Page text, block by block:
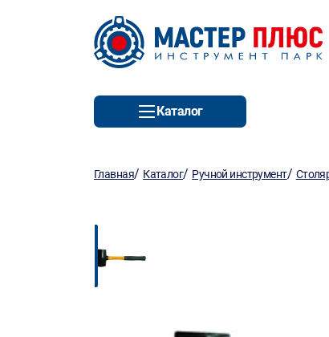
Каталог
Главная/ Каталог/ Ручной инструмент/